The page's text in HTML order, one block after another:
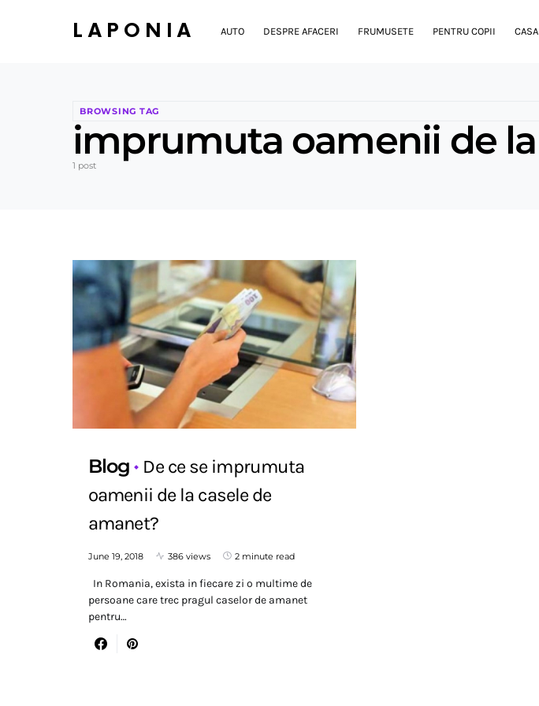
LAPONIA AUTO DESPRE AFACERI FRUMUSETE PENTRU COPII
BROWSING TAG
imprumuta oamenii de
1 post
Blog
De ce se imprumuta
oamenii de la casele de
amanet?
June 19, 2018 386 views 2 minute read
In Romania, exista in fiecare zi o multime de
persoane care trec pragul caselor de amanet
pentru…